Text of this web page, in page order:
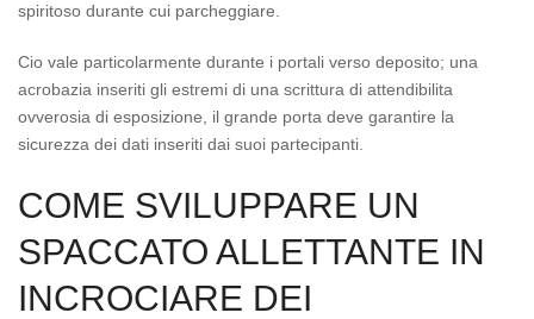
spiritoso durante cui parcheggiare.
Cio vale particolarmente durante i portali verso deposito; una
acrobazia inseriti gli estremi di una scrittura di attendibilita
ovverosia di esposizione, il grande porta deve garantire la
sicurezza dei dati inseriti dai suoi partecipanti.
COME SVILUPPARE UN
SPACCATO ALLETTANTE IN
INCROCIARE DEI